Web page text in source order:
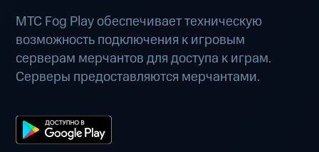
МТС Fog Play обеспечивает техническую
возможность подключения к игровым
серверам мерчантов для доступа к играм.
Серверы предоставляются мерчантами.